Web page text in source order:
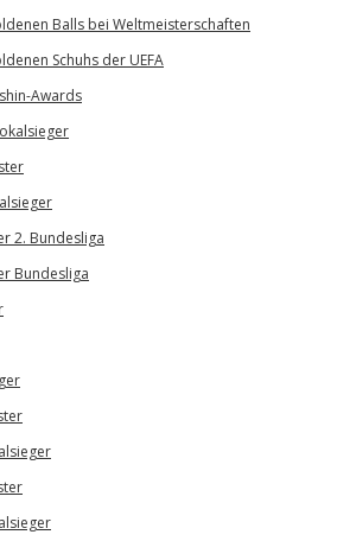
Balls bei Weltmeisterschaften
Schuhs der UEFA
Awards
2. Bundesliga
Bundesliga